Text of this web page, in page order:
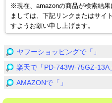
※現在、amazonの商品が検索結
ましては、下記リンクまたはサイ
すようお願い申し上げます。
ヤフーショッピングで「」
楽天で「PD-743W-75GZ-13A」
AMAZONで「」